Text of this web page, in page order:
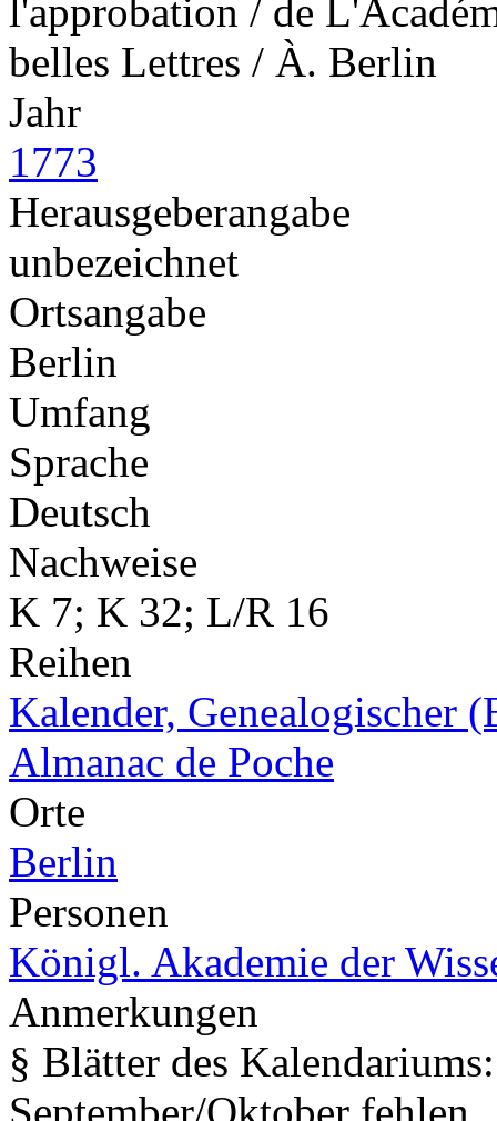
l'approbation / de
belles Lettres / À. Berlin
Jahr
1773
Herausgeberangabe
unbezeichnet
Ortsangabe
Berlin
Umfang
Sprache
Deutsch
Nachweise
K 7; K 32; L/R 16
Reihen
Kalender, Genealogischer
Almanac de Poche
Orte
Berlin
Personen
Königl. Akademie der
Anmerkungen
§ Blätter des
September/Oktober fehlen